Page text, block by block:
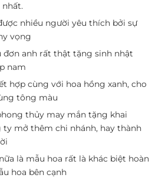
nhiều người yêu thích bởi sự
vọng
đơn anh rất thật tặng sinh nhật
nam
hợp cùng với hoa hồng xanh, cho
tông màu
thủy may mắn tặng khai
mở thêm chi nhánh, hay thành
là mẫu hoa rất là khác biệt hoàn
hoa bên cạnh